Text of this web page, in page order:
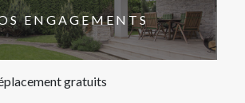
ENGAGEMENTS
gratuits